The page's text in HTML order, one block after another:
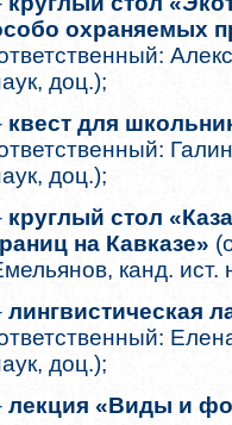
охраняемых
доц.);
квест для
доц.);
круглый стол
на Кавказе»
канд. ист.
лингвистическая
доц.);
лекция «Виды и